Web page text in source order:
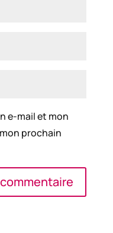
e-mail et mon
prochain